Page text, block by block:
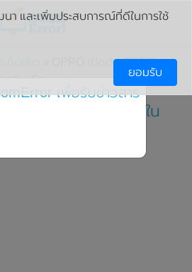
» OPPO เปิดตัว OPPO
Reno5 Pro (5G) ใน
า และเพิ่มประสบการณ์ที่ดีในการใช้
ยอมรับ
เพื่อรับข่าวสาร